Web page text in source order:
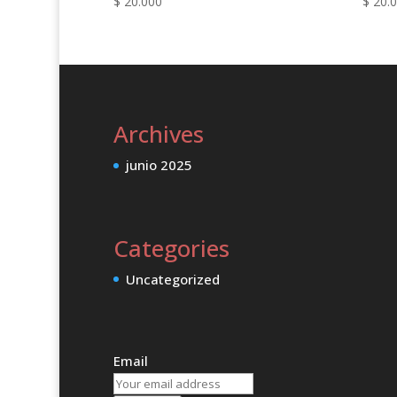
Archives
junio 2025
Categories
Uncategorized
Email